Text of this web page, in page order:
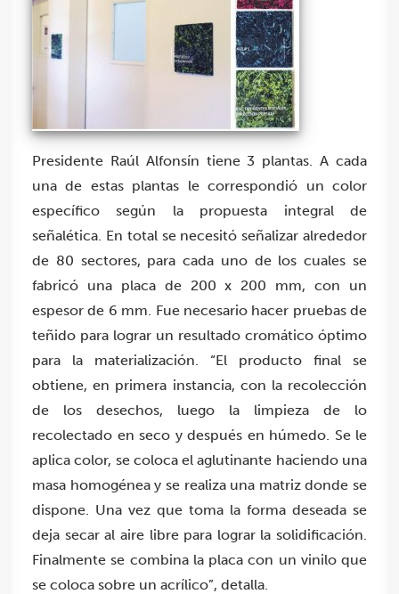
Presidente Raúl Alfonsín tiene 3 plantas. A cada
una de estas plantas le correspondió un color
específico según la propuesta integral de
señalética. En total se necesitó señalizar alrededor
de 80 sectores, para cada uno de los cuales se
fabricó una placa de 200 x 200 mm, con un
espesor de 6 mm. Fue necesario hacer pruebas de
teñido para lograr un resultado cromático óptimo
para la materialización. “El producto final se
obtiene, en primera instancia, con la recolección
de los desechos, luego la limpieza de lo
recolectado en seco y después en húmedo. Se le
aplica color, se coloca el aglutinante haciendo una
masa homogénea y se realiza una matriz donde se
dispone. Una vez que toma la forma deseada se
deja secar al aire libre para lograr la solidificación.
Finalmente se combina la placa con un vinilo que
se coloca sobre un acrílico”, detalla.